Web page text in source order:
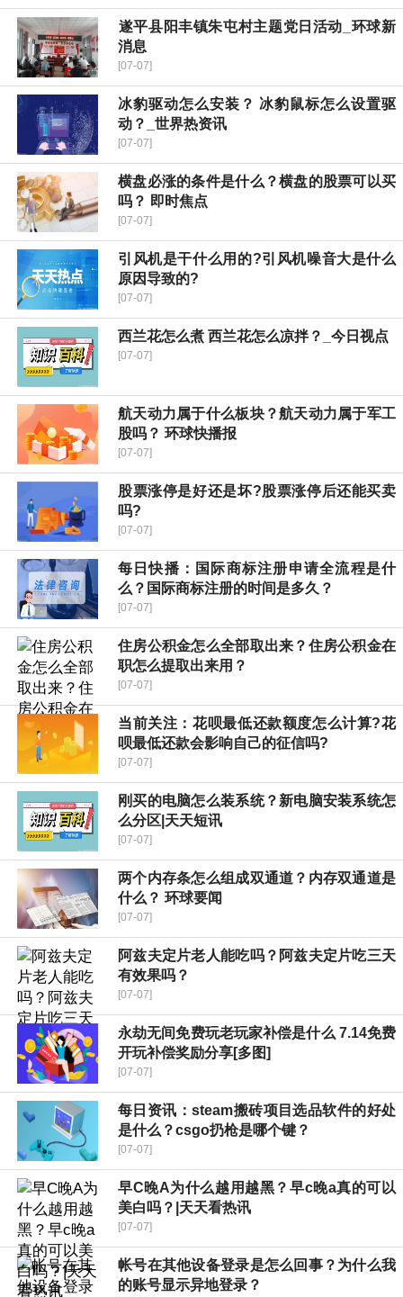
​遂平县阳丰镇朱屯村主题党日活动_环球新
消息
[07-07]
冰豹驱动怎么安装？ 冰豹鼠标怎么设置驱
动？_世界热资讯
[07-07]
横盘必涨的条件是什么？横盘的股票可以买
吗？ 即时焦点
[07-07]
引风机是干什么用的?引风机噪音大是什么
原因导致的?
[07-07]
西兰花怎么煮 西兰花怎么凉拌？_今日视点
[07-07]
航天动力属于什么板块？航天动力属于军工
股吗？ 环球快播报
[07-07]
股票涨停是好还是坏?股票涨停后还能买卖
吗?
[07-07]
每日快播：国际商标注册申请全流程是什
么？国际商标注册的时间是多久？
[07-07]
住房公积金怎么全部取出来？住房公积金在
职怎么提取出来用？
[07-07]
当前关注：花呗最低还款额度怎么计算?花
呗最低还款会影响自己的征信吗?
[07-07]
刚买的电脑怎么装系统？新电脑安装系统怎
么分区|天天短讯
[07-07]
两个内存条怎么组成双通道？内存双通道是
什么？ 环球要闻
[07-07]
阿兹夫定片老人能吃吗？阿兹夫定片吃三天
有效果吗？
[07-07]
永劫无间免费玩老玩家补偿是什么 7.14免费
开玩补偿奖励分享[多图]
[07-07]
每日资讯：steam搬砖项目选品软件的好处
是什么？csgo扔枪是哪个键？
[07-07]
早C晚A为什么越用越黑？早c晚a真的可以
美白吗？|天天看热讯
[07-07]
帐号在其他设备登录是怎么回事？为什么我
的账号显示异地登录？